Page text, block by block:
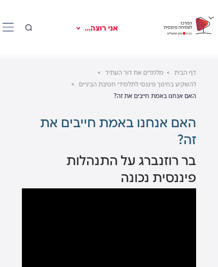
אני רוצה...
דף הבית
מלמדים את דור העתיד
להשקיע בחינוך פיננסי לתלמידי חטיבת הביניים
האם אנחנו באמת חייבים את זה?
האם אנחנו באמת חייבים את
זה?
בר רוזנברג על התנהלות
פיננסית נכונה